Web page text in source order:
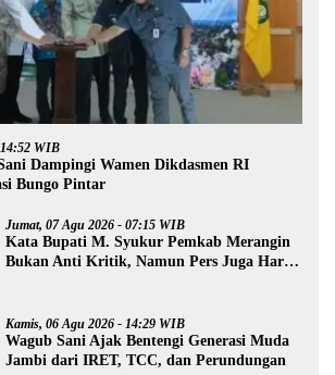
WIB
Dampingi Wamen Dikdasmen RI
Bungo Pintar
Jumat, 07 Agu 2026 - 07:15 WIB
Kata Bupati M. Syukur Pemkab Merangin
Bukan Anti Kritik, Namun Pers Juga Harus
Kamis, 06 Agu 2026 - 14:29 WIB
Wagub Sani Ajak Bentengi Generasi Muda
Jambi dari IRET, TCC, dan Perundungan